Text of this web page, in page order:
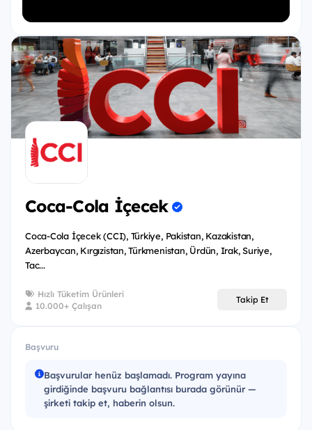
Coca-Cola İçecek
Coca-Cola İçecek (CCI), Türkiye, Pakistan, Kazakistan,
Azerbaycan, Kırgızistan, Türkmenistan, Ürdün, Irak, Suriye,
Tac...
Hızlı Tüketim Ürünleri
10.000+ Çalışan
Takip Et
Başvuru
Başvurular henüz başlamadı. Program yayına
girdiğinde başvuru bağlantısı burada görünür —
şirketi takip et, haberin olsun.